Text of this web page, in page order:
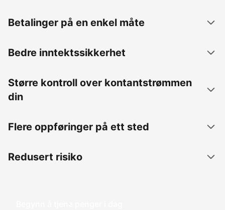
Betalinger på en enkel måte
Bedre inntektssikkerhet
Større kontroll over kontantstrømmen
din
Flere oppføringer på ett sted
Redusert risiko
Begynn å tjene penger i dag